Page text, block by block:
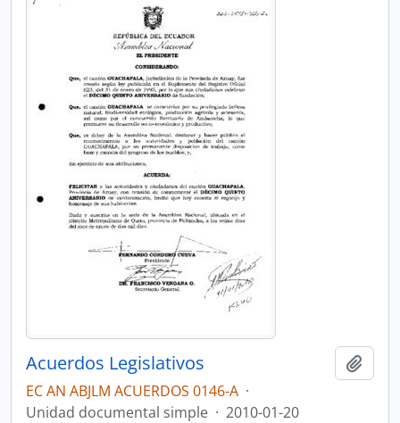
Acuerdos Legislativos
EC AN ABJLM ACUERDOS 0146-A ·
Unidad documental simple · 2010-01-20